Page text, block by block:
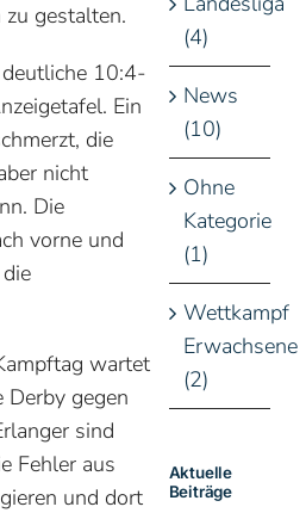
gestalten.
10:4-
Ein
die
nicht
Die
vorne und
wartet
Derby gegen
sind
Fehler aus
und dort
(4)
News
(10)
Ohne
Kategorie
(1)
Wettkampf
Erwachsene
(2)
Aktuelle
Beiträge